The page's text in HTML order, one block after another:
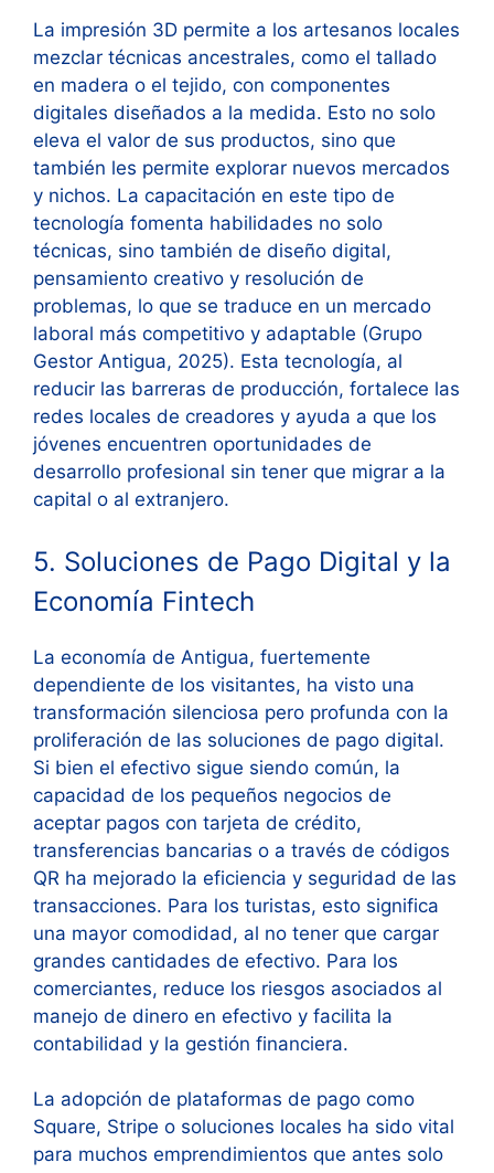
La impresión 3D permite a los artesanos locales
mezclar técnicas ancestrales, como el tallado
en madera o el tejido, con componentes
digitales diseñados a la medida. Esto no solo
eleva el valor de sus productos, sino que
también les permite explorar nuevos mercados
y nichos. La capacitación en este tipo de
tecnología fomenta habilidades no solo
técnicas, sino también de diseño digital,
pensamiento creativo y resolución de
problemas, lo que se traduce en un mercado
laboral más competitivo y adaptable (Grupo
Gestor Antigua, 2025). Esta tecnología, al
reducir las barreras de producción, fortalece las
redes locales de creadores y ayuda a que los
jóvenes encuentren oportunidades de
desarrollo profesional sin tener que migrar a la
capital o al extranjero.
5. Soluciones de Pago Digital y la
Economía Fintech
La economía de Antigua, fuertemente
dependiente de los visitantes, ha visto una
transformación silenciosa pero profunda con la
proliferación de las soluciones de pago digital.
Si bien el efectivo sigue siendo común, la
capacidad de los pequeños negocios de
aceptar pagos con tarjeta de crédito,
transferencias bancarias o a través de códigos
QR ha mejorado la eficiencia y seguridad de las
transacciones. Para los turistas, esto significa
una mayor comodidad, al no tener que cargar
grandes cantidades de efectivo. Para los
comerciantes, reduce los riesgos asociados al
manejo de dinero en efectivo y facilita la
contabilidad y la gestión financiera.
La adopción de plataformas de pago como
Square, Stripe o soluciones locales ha sido vital
para muchos emprendimientos que antes solo